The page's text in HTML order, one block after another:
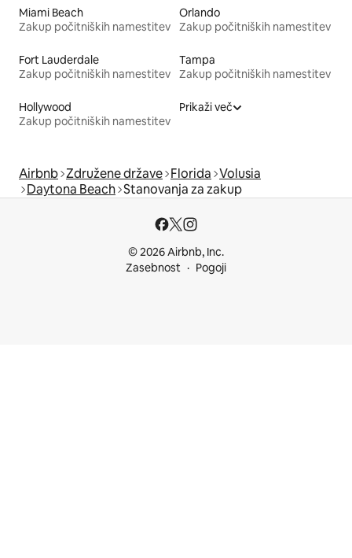
Miami Beach
Zakup počitniških namestitev
Orlando
Zakup počitniških namestitev
Fort Lauderdale
Zakup počitniških namestitev
Tampa
Zakup počitniških namestitev
Hollywood
Zakup počitniških namestitev
Prikaži več
Airbnb Združene države Florida Volusia
Daytona Beach Stanovanja za zakup
© 2026 Airbnb, Inc.
Zasebnost
Pogoji